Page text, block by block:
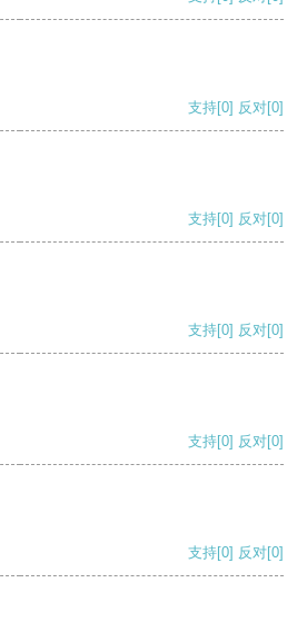
支持[0] 反对[0]
支持[0] 反对[0]
支持[0] 反对[0]
支持[0] 反对[0]
支持[0] 反对[0]